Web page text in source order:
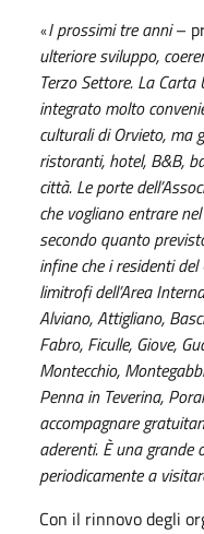
«I prossimi tre anni–
ulteriore sviluppo,
Terzo Settore. La
integrato molto
culturali di Orvieto, ma
ristoranti, hotel, B&B,
città. Le porte
che vogliano entrare
secondo quanto
infine che i residenti
limitrofi dell’Area
Alviano, Attigliano,
Fabro, Ficulle, Giove,
Montecchio,
Penna in Teverina,
accompagnare
aderenti. È una
periodicamente a
Con il rinnovo degli